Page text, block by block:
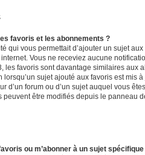
favoris et les abonnements ?
qui vous permettait d’ajouter un sujet
Vous ne receviez aucune
les favoris sont davantage similaires aux
sujet ajouté aux favoris est mis
d’un forum ou d’un sujet auquel vous
être modifiés depuis le panneau
ou m’abonner à un sujet spécifique